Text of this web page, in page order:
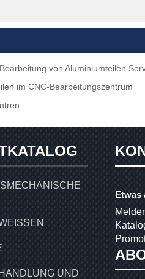
von Aluminiumteilen
im CNC-Bearbeitungszentrum
UND
Etwas